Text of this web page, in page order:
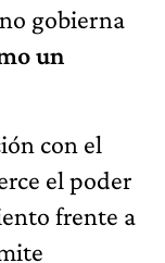
gobierna
un
con el
el poder
frente a